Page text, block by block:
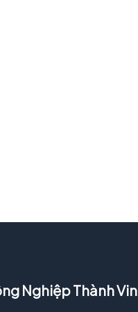
Nghiệp Thành